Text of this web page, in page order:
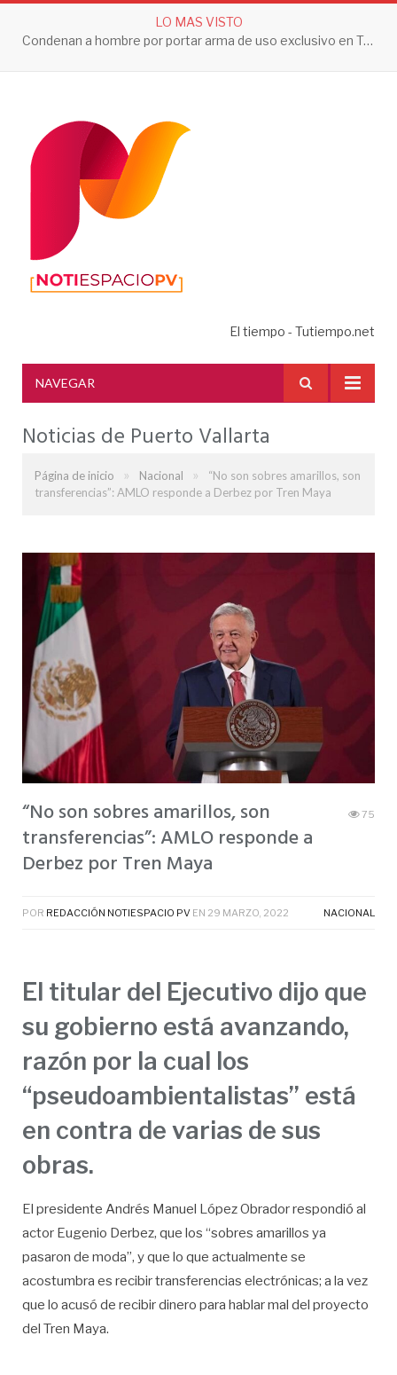
LO MAS VISTO
Condenan a hombre por portar arma de uso exclusivo en Tepic
El tiempo - Tutiempo.net
NAVEGAR
Noticias de Puerto Vallarta
Página de inicio » Nacional »
“No son sobres amarillos, son
transferencias”: AMLO responde a Derbez por Tren Maya
“No son sobres amarillos, son
transferencias”: AMLO responde a
Derbez por Tren Maya
75
POR REDACCIÓN NOTIESPACIO PV EN 29 MARZO, 2022 NACIONAL
El titular del Ejecutivo dijo que
su gobierno está avanzando,
razón por la cual los
“pseudoambientalistas” está
en contra de varias de sus
obras.
El presidente Andrés Manuel López Obrador respondió al
actor Eugenio Derbez, que los “sobres amarillos ya
pasaron de moda”, y que lo que actualmente se
acostumbra es recibir transferencias electrónicas; a la vez
que lo acusó de recibir dinero para hablar mal del proyecto
del Tren Maya.